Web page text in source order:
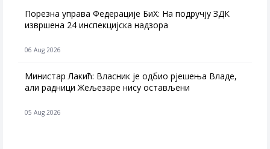
Порезна управа Федерације БиХ: На подручју ЗДК
извршена 24 инспекцијска надзора
06 Aug 2026
Министар Лакић: Власник је одбио рјешења Владе,
али радници Жељезаре нису остављени
05 Aug 2026